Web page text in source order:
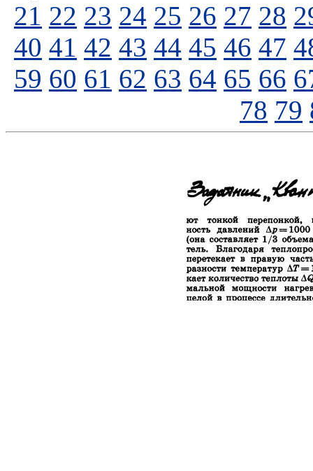
21 22 23 24 25 26 27 28
40 41 42 43 44 45 46 47
59 60 61 62 63 64 65 66
78 79